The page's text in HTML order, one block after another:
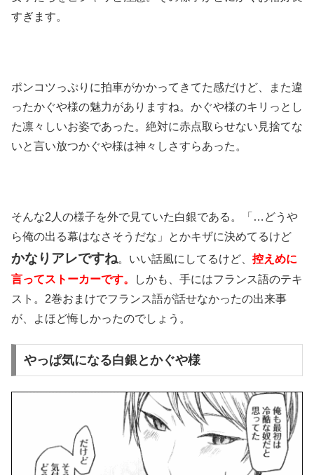
すぎます。
ポンコツっぷりに拍車がかかってきてた感だけど、また違
ったかぐや様の魅力がありますね。かぐや様のキリっとし
た凛々しいお姿であった。絶対に赤点取らせない見捨てな
いと言い放つかぐや様は神々しさすらあった。
そんな2人の様子を外で見ていた白銀である。「…どうや
ら俺の出る幕はなさそうだな」とかキザに決めてるけど
かなりアレですね。いい話風にしてるけど、 控えめに
言ってストーカーです。
しかも、手にはフランス語のテキ
スト。2巻おまけでフランス語が話せなかったの出来事
が、よほど悔しかったのでしょう。
やっぱ気になる白銀とかぐや様